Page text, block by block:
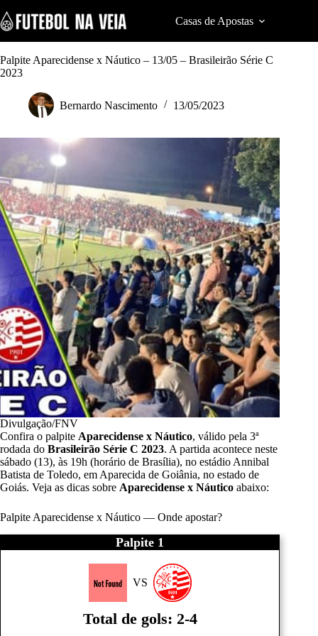
k
i
p
t
o
Casas de Apostas
Palpite Aparecidense x Náutico – 13/05 – Brasileirão Série C
2023
Bernardo Nascimento 13/05/2023
Divulgação/FNV
Confira o palpite Aparecidense x Náutico, válido pela 3ª
rodada do Brasileirão Série C 2023. A partida acontece neste
sábado (13), às 19h (horário de Brasília), no estádio Annibal
Batista de Toledo, em Aparecida de Goiânia, no estado de
Goiás. Veja as dicas sobre Aparecidense x Náutico abaixo:
Palpite Aparecidense x Náutico — Onde apostar?
Palpite 1
VS
Total de gols: 2-4